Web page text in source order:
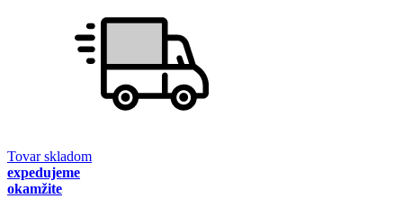
Tovar skladom
expedujeme
okamžite